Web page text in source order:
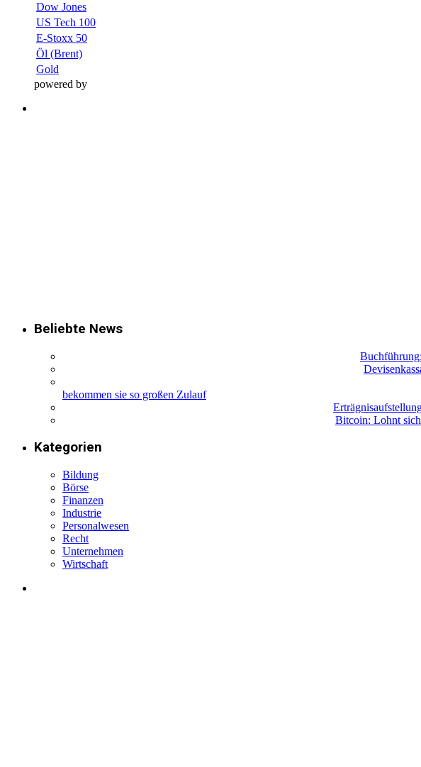
Dow Jones
US Tech 100
E-Stoxx 50
Öl (Brent)
Gold
powered by
Beliebte News
bekommen sie so großen Zulauf
Bitcoin: Lohnt
Kategorien
Bildung
Börse
Finanzen
Industrie
Personalwesen
Recht
Unternehmen
Wirtschaft